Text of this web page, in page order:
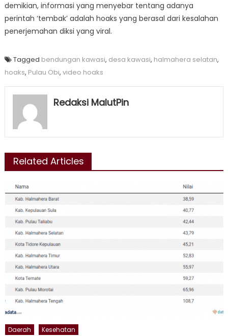
demikian, informasi yang menyebar tentang adanya
perintah ‘tembak’ adalah hoaks yang berasal dari kesalahan
penerjemahan diksi yang viral.
Tagged bendungan kawasi, desa kawasi, halmahera selatan,
hoaks, Pulau Obi, video hoaks
Redaksi MalutPin
Related Articles
Daerah Kesehatan